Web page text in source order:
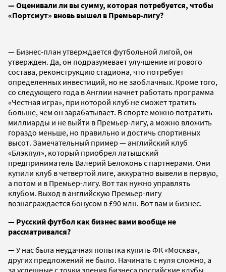
— Оценивали ли вы сумму, которая потребуется, чтобы
«Портсмут» вновь вышел в Премьер-лигу?
— Бизнес-план утверждается футбольной лигой, он
утвержден. Да, он подразумевает улучшение игрового
состава, реконструкцию стадиона, что потребует
определенных инвестиций, но не заоблачных. Кроме того,
со следующего года в Англии начнет работать программа
«Честная игра», при которой клуб не сможет тратить
больше, чем он зарабатывает. В спорте можно потратить
миллиарды и не выйти в Премьер-лигу, а можно вложить
гораздо меньше, но правильно и достичь спортивных
высот. Замечательный пример — английский клуб
«Блэкпул», который приобрел латышский
предприниматель Валерий Белоконь с партнерами. Они
купили клуб в четвертой лиге, аккуратно вывели в первую,
а потом и в Премьер-лигу. Вот так нужно управлять
клубом. Выход в английскую Премьер-лигу
вознаграждается бонусом в £90 млн. Вот вам и бизнес.
— Русский футбол как бизнес вами вообще не
рассматривался?
— У нас была неудачная попытка купить ФК «Москва»,
других предложений не было. Начинать с нуля сложно, а
за успешные с точки зрения бизнеса российские клубы